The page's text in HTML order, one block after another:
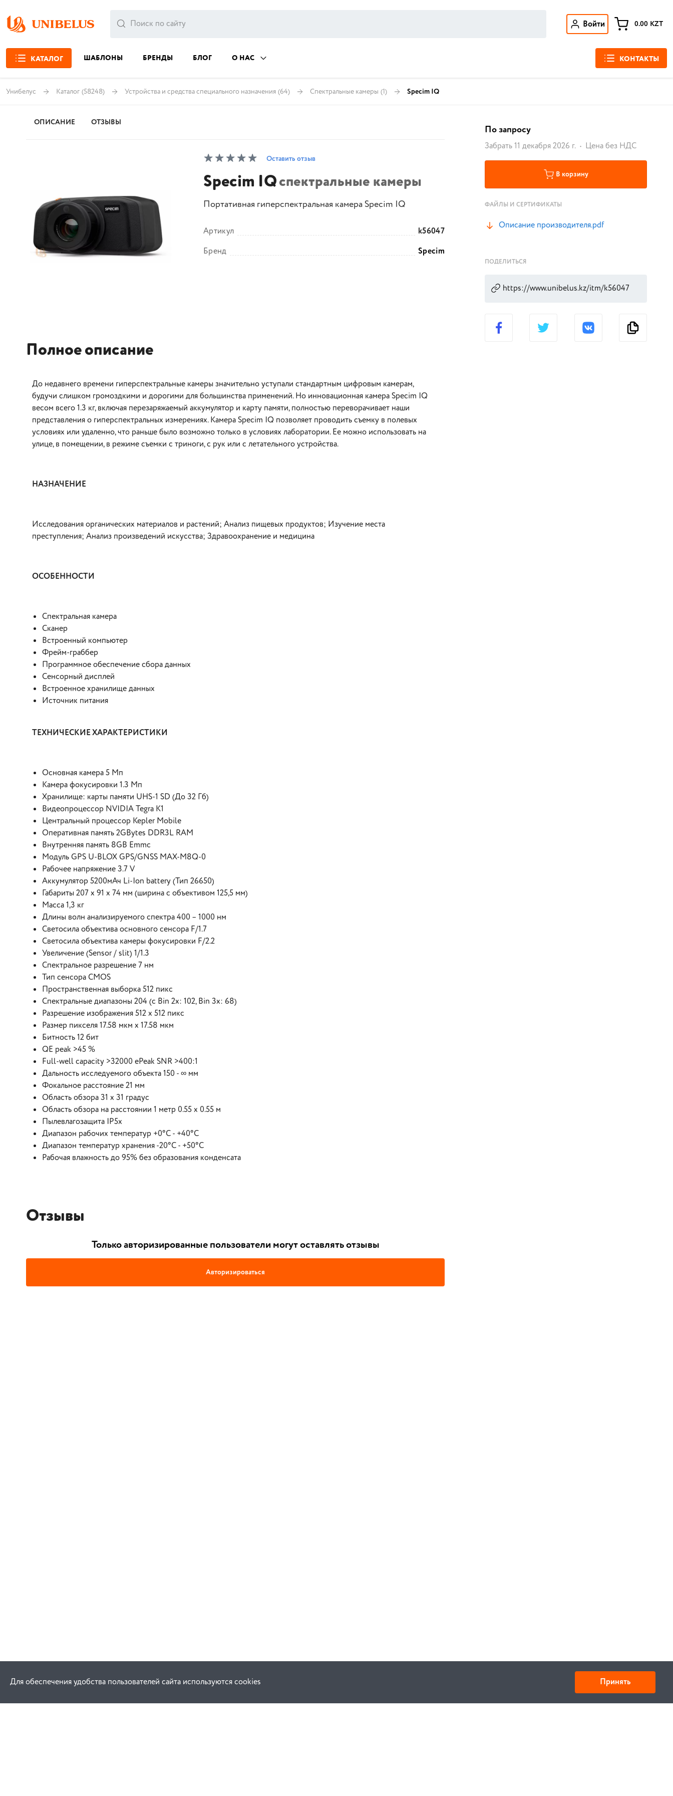
Войти 0.00 KZT
КАТАЛОГ ШАБЛОНЫ БРЕНДЫ БЛОГ О НАС КОНТАКТЫ
Унибелус Каталог (58248) Устройства и средства специального назначения (64) Спектральные камеры (1) Specim IQ
ОПИСАНИЕ ОТЗЫВЫ
Оставить отзыв
Specim IQспектральные камеры
Портативная гиперспектральная камера Specim IQ
Артикул
k56047
Бренд
Specim
Полное описание
До недавнего времени гиперспектральные камеры значительно уступали стандартным цифровым камерам,
будучи слишком громоздкими и дорогими для большинства применений. Но инновационная камера Specim IQ
весом всего 1.3 кг, включая перезаряжаемый аккумулятор и карту памяти, полностью переворачивает наши
представления о гиперспектральных измерениях. Камера Specim IQ позволяет проводить съемку в полевых
условиях или удаленно, что раньше было возможно только в условиях лаборатории. Ее можно использовать на
улице, в помещении, в режиме съемки с триноги, с рук или с летательного устройства.
НАЗНАЧЕНИЕ
Исследования органических материалов и растений; Анализ пищевых продуктов; Изучение места
преступления; Анализ произведений искусства; Здравоохранение и медицина
ОСОБЕННОСТИ
Спектральная камера
Сканер
Встроенный компьютер
Фрейм-граббер
Программное обеспечение сбора данных
Сенсорный дисплей
Встроенное хранилище данных
Источник питания
ТЕХНИЧЕСКИЕ ХАРАКТЕРИСТИКИ
Основная камера 5 Мп
Камера фокусировки 1.3 Мп
Хранилище: карты памяти UHS-1 SD (До 32 Гб)
Видеопроцессор NVIDIA Tegra K1
Центральный процессор Kepler Mobile
Оперативная память 2GBytes DDR3L RAM
Внутренняя память 8GB Emmc
Модуль GPS U-BLOX GPS/GNSS MAX-M8Q-0
Рабочее напряжение 3.7 V
Аккумулятор 5200мАч Li-Ion battery (Тип 26650)
Габариты 207 x 91 x 74 мм (ширина с объективом 125,5 мм)
Масса 1,3 кг
Длины волн анализируемого спектра 400 – 1000 нм
Светосила объектива основного сенсора F/1.7
Светосила объектива камеры фокусировки F/2.2
Увеличение (Sensor / slit) 1/1.3
Спектральное разрешение 7 нм
Тип сенсора CMOS
Пространственная выборка 512 пикс
Спектральные диапазоны 204 (с Bin 2x: 102, Bin 3x: 68)
Разрешение изображения 512 x 512 пикс
Размер пикселя 17.58 мкм x 17.58 мкм
Битность 12 бит
QE peak >45 %
Full-well capacity >32000 ePeak SNR >400:1
Дальность исследуемого объекта 150 - ∞ мм
Фокальное расстояние 21 мм
Область обзора 31 x 31 градус
Область обзора на расстоянии 1 метр 0.55 x 0.55 м
Пылевлагозащита IP5x
Диапазон рабочих температур +0°C - +40°C
Диапазон температур хранения -20°C - +50°C
Рабочая влажность до 95% без образования конденсата
Отзывы
Только авторизированные пользователи могут оставлять отзывы
Авторизироваться
По запросу
Забрать 11 декабря 2026 г. Цена без НДС
В корзину
ФАЙЛЫ И СЕРТИФИКАТЫ
Описание производителя.pdf
ПОДЕЛИТЬСЯ
Для обеспечения удобства пользователей сайта используются cookies Принять